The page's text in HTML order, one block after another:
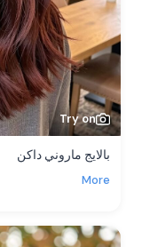
Try on
بالايج ماروني داكن
More